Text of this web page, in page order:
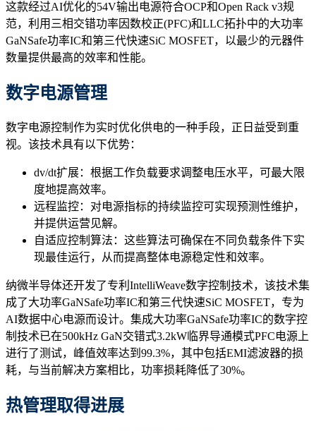
这款经过AI优化的54V输出电源符合OCP和Open Rack v3规
范，利用三相交错功率因数校正(PFC)和LLC拓扑中的大功率
GaNSafe功率IC和第三代快速SiC MOSFET，以最少的元器件
数量提供最高的效率和性能。
数字电源管理
数字电源控制作为实时优化供电的一种手段，正日益受到重
视。该技术具有以下优势：
dv/dt扩展：根据工作负载要求调整电压水平，可最大限
度地提高效率。
远程监控：对电源指标的持续监控可实现预测性维护，
并提供运营见解。
自适应控制算法：这些算法可确保在不同负载条件下实
现最佳运行，从而提高整体电源稳定性和效率。
纳微半导体还开发了专利IntelliWeave数字控制技术，该技术集
成了大功率GaNSafe功率IC和第三代快速SiC MOSFET，专为
AI数据中心电源而设计。集成大功率GaNSafe功率IC的数字控
制技术已在500kHz GaN交错式3.2kW临界导通模式PFC电源上
进行了测试，峰值效率达到99.3%，其中包括EMI滤波器的损
耗，与当前解决方案相比，功率损耗降低了30%。
热管理取得进展